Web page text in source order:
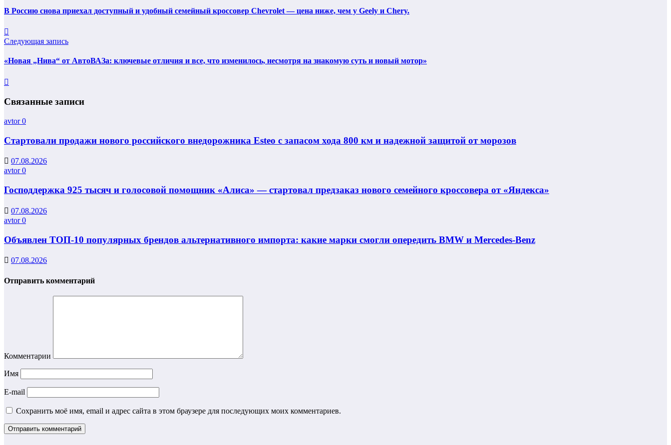
В Россию снова приехал доступный и удобный семейный кроссовер Chevrolet — цена ниже, чем у Geely и Chery.
Следующая запись
«Новая „Нива“ от АвтоВАЗа: ключевые отличия и все, что изменилось, несмотря на знакомую суть и новый мотор»
Связанные записи
avtor0
Стартовали продажи нового российского внедорожника Esteo с запасом хода 800 км и надежной защитой от морозов
07.08.2026
avtor0
Господдержка 925 тысяч и голосовой помощник «Алиса» — стартовал предзаказ нового семейного кроссовера от «Яндекса»
07.08.2026
avtor0
Объявлен ТОП-10 популярных брендов альтернативного импорта: какие марки смогли опередить BMW и Mercedes-Benz
07.08.2026
Отправить комментарий
Комментарии
Имя
E-mail
Сохранить моё имя, email и адрес сайта в этом браузере для последующих моих комментариев.